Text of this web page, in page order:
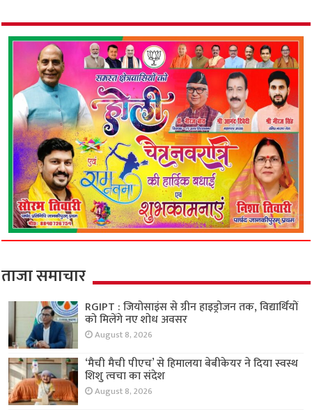
ताजा समाचार
RGIPT : जियोसाइंस से ग्रीन हाइड्रोजन तक, विद्यार्थियों
को मिलेंगे नए शोध अवसर
August 8, 2026
‘मैची मैची पीएच’ से हिमालया बेबीकेयर ने दिया स्वस्थ
शिशु त्वचा का संदेश
August 8, 2026